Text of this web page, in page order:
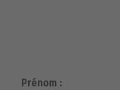
Prénom :